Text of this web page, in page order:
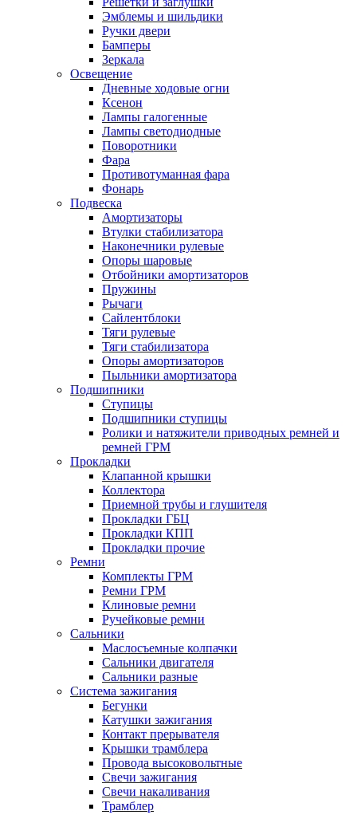
Эмблемы и шильдики
Ручки двери
Бамперы
Зеркала
Освещение
Дневные ходовые огни
Ксенон
Лампы галогенные
Лампы светодиодные
Поворотники
Фара
Противотуманная фара
Фонарь
Подвеска
Амортизаторы
Втулки стабилизатора
Наконечники рулевые
Опоры шаровые
Отбойники амортизаторов
Пружины
Рычаги
Сайлентблоки
Тяги рулевые
Тяги стабилизатора
Опоры амортизаторов
Пыльники амортизатора
Подшипники
Ступицы
Подшипники ступицы
Ролики и натяжители приводных ремней и
ремней ГРМ
Прокладки
Клапанной крышки
Коллектора
Приемной трубы и глушителя
Прокладки ГБЦ
Прокладки КПП
Прокладки прочие
Ремни
Комплекты ГРМ
Ремни ГРМ
Клиновые ремни
Ручейковые ремни
Сальники
Маслосъемные колпачки
Сальники двигателя
Сальники разные
Система зажигания
Бегунки
Катушки зажигания
Контакт прерывателя
Крышки трамблера
Провода высоковольтные
Свечи зажигания
Свечи накаливания
Трамблер